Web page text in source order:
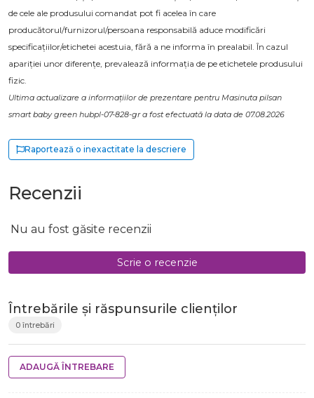
de cele ale produsului comandat pot fi acelea în care
producătorul/furnizorul/persoana responsabilă aduce modificări
specificațiilor/etichetei acestuia, fără a ne informa în prealabil. În cazul
apariției unor diferențe, prevalează informația de pe etichetele produsului
fizic.
Ultima actualizare a informațiilor de prezentare pentru Masinuta pilsan
smart baby green hubpl-07-828-gr a fost efectuată la data de 07.08.2026
Raportează o inexactitate la descriere
Recenzii
Nu au fost găsite recenzii
Scrie o recenzie
Întrebările și răspunsurile clienților
0 întrebări
ADAUGĂ ÎNTREBARE